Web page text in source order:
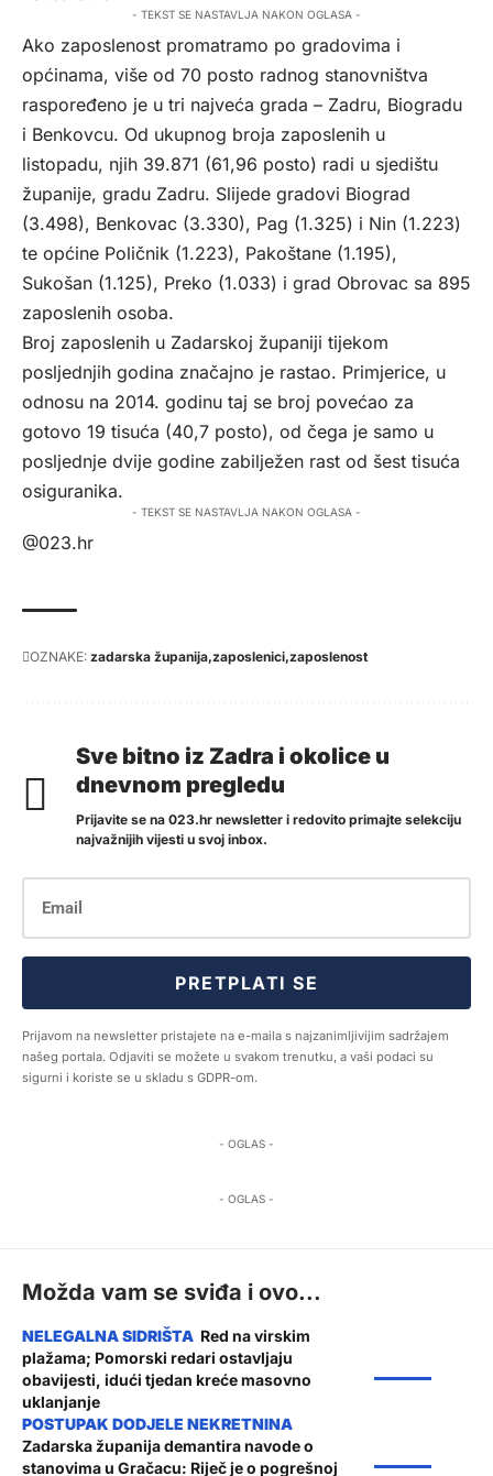
- TEKST SE NASTAVLJA NAKON OGLASA -
Ako zaposlenost promatramo po gradovima i
općinama, više od 70 posto radnog stanovništva
raspoređeno je u tri najveća grada – Zadru, Biogradu
i Benkovcu. Od ukupnog broja zaposlenih u
listopadu, njih 39.871 (61,96 posto) radi u sjedištu
županije, gradu Zadru. Slijede gradovi Biograd
(3.498), Benkovac (3.330), Pag (1.325) i Nin (1.223)
te općine Poličnik (1.223), Pakoštane (1.195),
Sukošan (1.125), Preko (1.033) i grad Obrovac sa 895
zaposlenih osoba.
Broj zaposlenih u Zadarskoj županiji tijekom
posljednjih godina značajno je rastao. Primjerice, u
odnosu na 2014. godinu taj se broj povećao za
gotovo 19 tisuća (40,7 posto), od čega je samo u
posljednje dvije godine zabilježen rast od šest tisuća
osiguranika.
- TEKST SE NASTAVLJA NAKON OGLASA -
@023.hr
OZNAKE: zadarska županija zaposlenici zaposlenost
Sve bitno iz Zadra i okolice u
dnevnom pregledu
Prijavite se na 023.hr newsletter i redovito primajte selekciju
najvažnijih vijesti u svoj inbox.
PRETPLATI SE
Prijavom na newsletter pristajete na e-maila s najzanimljivijim sadržajem
našeg portala. Odjaviti se možete u svakom trenutku, a vaši podaci su
sigurni i koriste se u skladu s GDPR-om.
- OGLAS -
- OGLAS -
Možda vam se sviđa i ovo...
Red na virskim
plažama; Pomorski redari ostavljaju
obavijesti, idući tjedan kreće masovno
uklanjanje
Zadarska županija demantira navode o
stanovima u Gračacu: Riječ je o pogrešnoj